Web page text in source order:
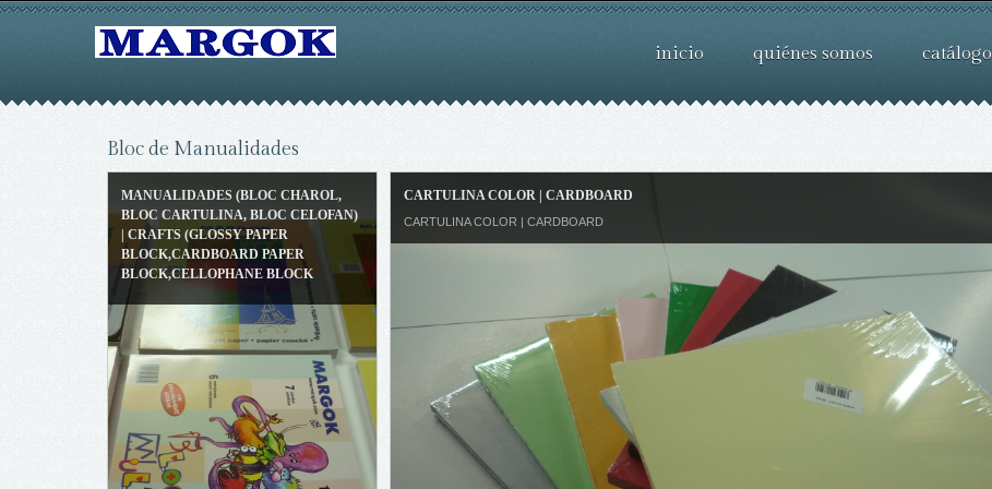
inicio quiénes somos catálogo
CARTULINA COLOR | CARDBOARD
CARTULINA COLOR | CARDBOARD
Bloc de Manualidades
MANUALIDADES (BLOC CHAROL,
BLOC CARTULINA, BLOC CELOFAN)
| CRAFTS (GLOSSY PAPER
BLOCK,CARDBOARD PAPER
BLOCK,CELLOPHANE BLOCK